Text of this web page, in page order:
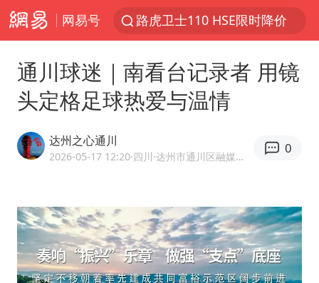
网易号
路虎卫士110 HSE限时降价
上海鼓励居家办公
部分银行上调存款利率
新疆生产建设兵团生态环境局原局长被查
大疆错失宇树
5万小车卖不动 微型代步车集体遇冷
4.2平卫生间补漏注胶花1.55万
通川球迷｜南看台记录者 用镜
头定格足球热爱与温情
达州之心通川
2026-05-17 12:20·四川 ·达州市通川区融媒体中心官方网易号
0